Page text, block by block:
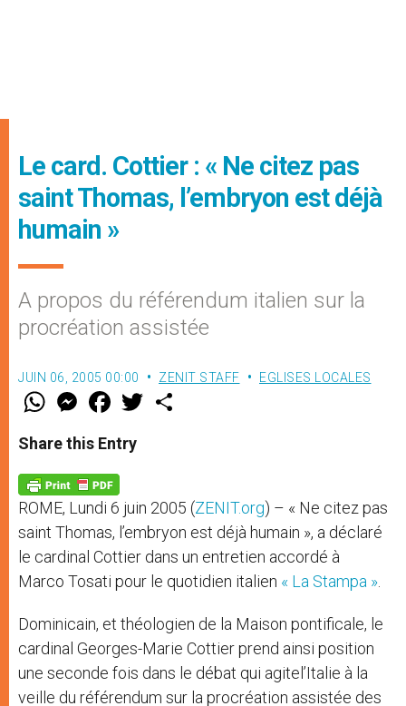
Le card. Cottier : « Ne citez pas
saint Thomas, l’embryon est déjà
humain »
A propos du référendum italien sur la
procréation assistée
JUIN 06, 2005 00:00 ZENIT STAFF EGLISES LOCALES
W
t
s
p
p
M
e
s
e
g
e
r
F
a
e
b
o
k
w
Share this Entry
ROME, Lundi 6 juin 2005 (ZENIT.org) – « Ne citez pas
saint Thomas, l’embryon est déjà humain », a déclaré
le cardinal Cottier dans un entretien accordé à
Marco Tosati pour le quotidien italien « La Stampa »
Dominicain, et théologien de la Maison pontificale, le
cardinal Georges-Marie Cottier prend ainsi position
une seconde fois dans le débat qui agitel’Italie à la
veille du référendum sur la procréation assistée des